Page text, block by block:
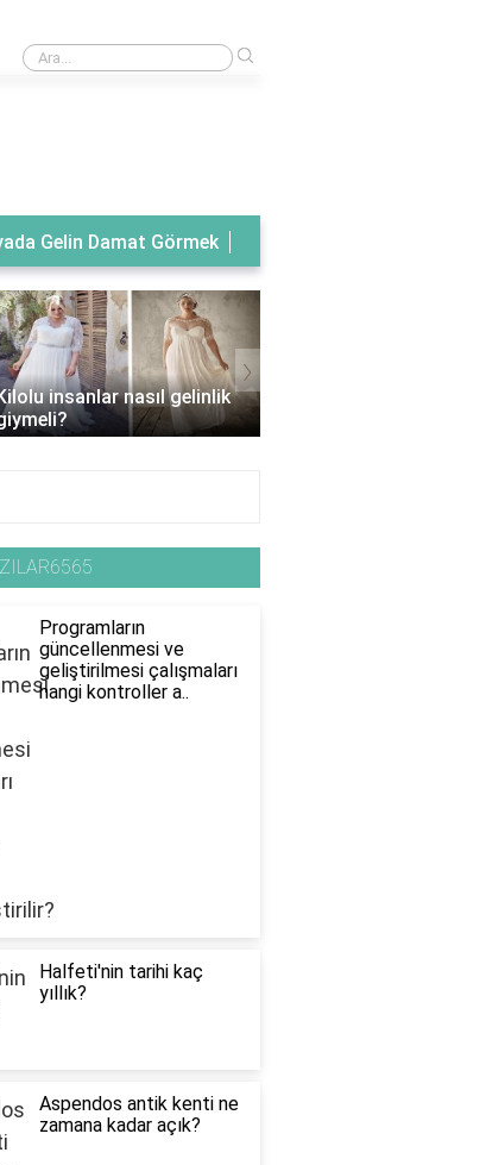
tanıdık birinin gelinlik giydiğini görmek
Gelin Damat Görmek
insanlar nasıl gelinlik
›
Programların
güncellenmesi ve
geliştirilmesi çalışmaları
hangi kontroller a..
Halfeti'nin tarihi kaç
yıllık?
Aspendos antik kenti ne
zamana kadar açık?